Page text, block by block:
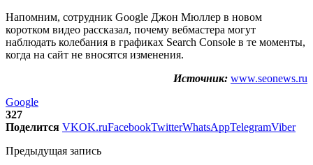
Напомним, cотрудник Google Джон Мюллер в новом
коротком видео рассказал, почему вебмастера могут
наблюдать колебания в графиках Search Console в те моменты,
когда на сайт не вносятся изменения.
Источник: www.seonews.ru
Google
327
Поделится VKOK.ruFacebookTwitterWhatsAppTelegramViber
Предыдущая запись